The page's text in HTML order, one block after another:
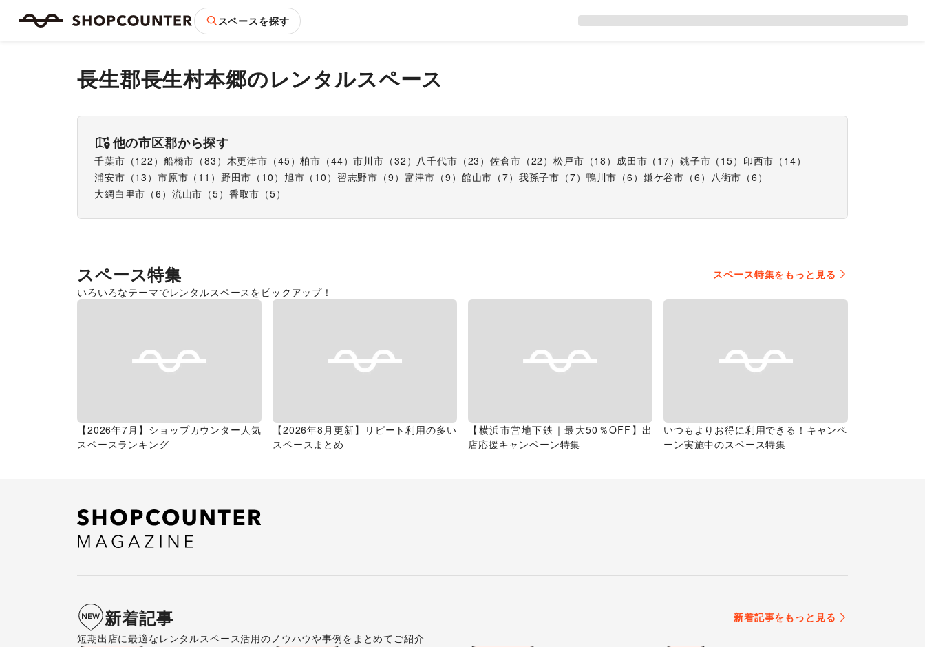
スペースを探す
長生郡長生村本郷のレンタルスペース
他の市区郡から探す
千葉市 （122 ） 船橋市 （83 ） 木更津市 （45）柏市 （44）市川市 （32 ） 八千代市 （23 ）佐倉市 （22 ）松戸市 （18 ） 成田市 （ 17） 銚子市 （ 15） 印西市 （ 14）
浦安市 （13 ） 市原市 （ 11 ） 野田市 （ 10 ） 旭市 （ 10 ） 習志野市 （9 ） 富津市 （9 ） 館山市 （7） 我孫子市 （7） 鴨川市 （6 ） 鎌ケ谷市 （6 ） 八街市 （6 ）
大網白里市 （6 ） 流山市 （5） 香取市 （5）
スペース特集
スペース特集をもっと見る
いろいろなテーマでレンタルスペースをピックアップ！
【2026年7月】ショップカウンター人気
スペースランキング
【2026年8月更新】リピート利用の多い
スペースまとめ
【横浜市営地下鉄｜最大50％OFF】出
店応援キャンペーン特集
いつもよりお得に利用できる！キャンペ
ーン実施中のスペース特集
新着記事
新着記事をもっと見る
短期出店に最適なレンタルスペース活用のノウハウや事例をまとめてご紹介